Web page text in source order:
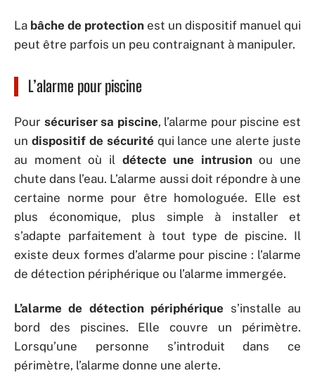
La bâche de protection est un dispositif manuel qui
peut être parfois un peu contraignant à manipuler.
L’alarme pour piscine
Pour sécuriser sa piscine, l’alarme pour piscine est
un dispositif de sécurité qui lance une alerte juste
au moment où il détecte une intrusionou une
chute dans l’eau. L’alarme aussi doit répondre à une
certaine norme pour être homologuée. Elle est
plus économique, plus simple à installer et
s’adapte parfaitement à tout type de piscine. Il
existe deux formes d’alarme pour piscine : l’alarme
de détection périphérique ou l’alarme immergée.
L’alarme de détection périphérique s’installe au
bord des piscines. Elle couvre un périmètre.
Lorsqu’une personne s’introduit dans ce
périmètre, l’alarme donne une alerte.